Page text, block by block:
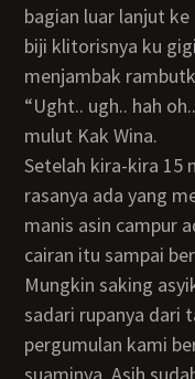
bagian luar lanjut
biji klitorisnya ku
menjambak
“Ught.. ugh.. hah oh.. oh..” desahan nikmat keluar dari
mulut Kak Wina.
Setelah kira-kira 15 menit aku permainkan vaginanya
rasanya ada yang
manis asin campur
cairan itu sampai
Mungkin saking
sadari rupanya dari
pergumulan kami